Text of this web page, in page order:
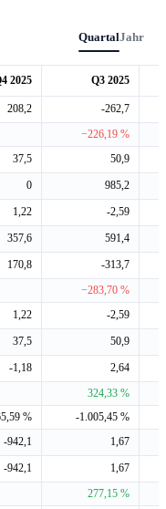
QuartalJahr
2025 Q3 2025
208,2
-262,7
−226,19 %
37,5 50,9
0 985,2
1,22 -2,59
357,6 591,4
170,8
-313,7
−283,70 %
1,22 -2,59
37,5 50,9
-1,18
2,64
324,33 %
% -1.005,45 %
-942,1 1,67
-942,1
1,67
277,15 %